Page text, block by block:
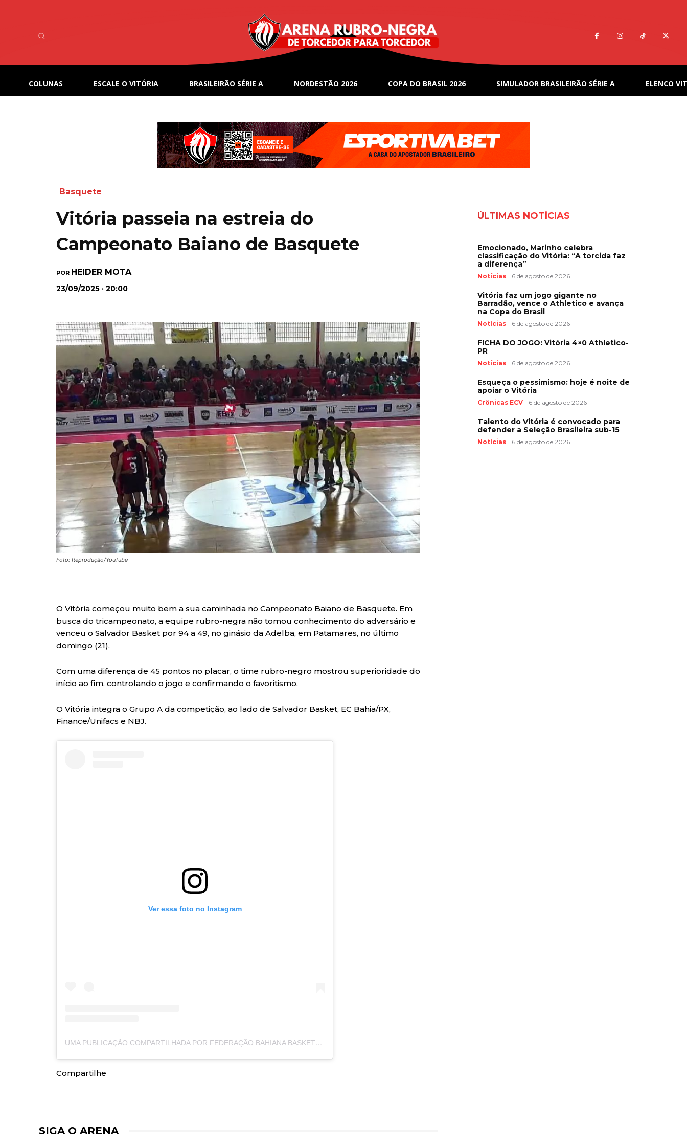
COLUNAS ESCALE O VITÓRIA BRASILEIRÃO SÉRIE A NORDESTÃO 2026 COPA DO BRASIL 2026 SIMULADOR BRASILEIRÃO SÉRIE A ELENCO
Basquete
Vitória passeia na estreia do
Campeonato Baiano de Basquete
POR HEIDER MOTA
23/09/2025 · 20:00
Foto: Reprodução/YouTube
O Vitória começou muito bem a sua caminhada no Campeonato Baiano de Basquete. Em
busca do tricampeonato, a equipe rubro-negra não tomou conhecimento do adversário e
venceu o Salvador Basket por 94 a 49, no ginásio da Adelba, em Patamares, no último
domingo (21).
Com uma diferença de 45 pontos no placar, o time rubro-negro mostrou superioridade do
início ao fim, controlando o jogo e confirmando o favoritismo.
O Vitória integra o Grupo A da competição, ao lado de Salvador Basket, EC Bahia/PX,
Finance/Unifacs e NBJ.
Ver essa foto no Instagram
UMA PUBLICAÇÃO COMPARTILHADA POR FEDERAÇÃO BAHIANA BASKETBALL (@BASQUETEFBB)
Compartilhe
SIGA O ARENA
ÚLTIMAS NOTÍCIAS
Emocionado, Marinho celebra
classificação do Vitória: “A torcida faz
a diferença”
Notícias 6 de agosto de 2026
Vitória faz um jogo gigante no
Barradão, vence o Athletico e avança
na Copa do Brasil
Notícias 6 de agosto de 2026
FICHA DO JOGO: Vitória 4×0 Athletico-
PR
Notícias 6 de agosto de 2026
Esqueça o pessimismo: hoje é noite de
apoiar o Vitória
Crônicas ECV 6 de agosto de 2026
Talento do Vitória é convocado para
defender a Seleção Brasileira sub-15
Notícias 6 de agosto de 2026